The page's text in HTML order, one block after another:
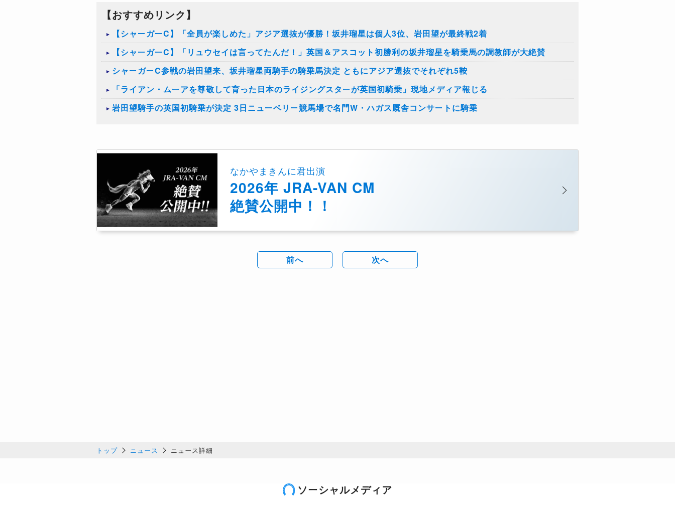
【おすすめリンク】
【シャーガーC】「全員が楽しめた」アジア選抜が優勝！坂井瑠星は個人3位、岩田望が最終戦2着
【シャーガーC】「リュウセイは言ってたんだ！」英国＆アスコット初勝利の坂井瑠星を騎乗馬の調教師が大絶賛
シャーガーC参戦の岩田望来、坂井瑠星両騎手の騎乗馬決定 ともにアジア選抜でそれぞれ5鞍
「ライアン・ムーアを尊敬して育った日本のライジングスターが英国初騎乗」現地メディア報じる
岩田望騎手の英国初騎乗が決定 3日ニューベリー競馬場で名門W・ハガス厩舎コンサートに騎乗
なかやまきんに君出演
2026年 JRA-VAN CM
絶賛公開中！！
前へ 次へ
トップ ニュース ニュース詳細
ソーシャルメディア